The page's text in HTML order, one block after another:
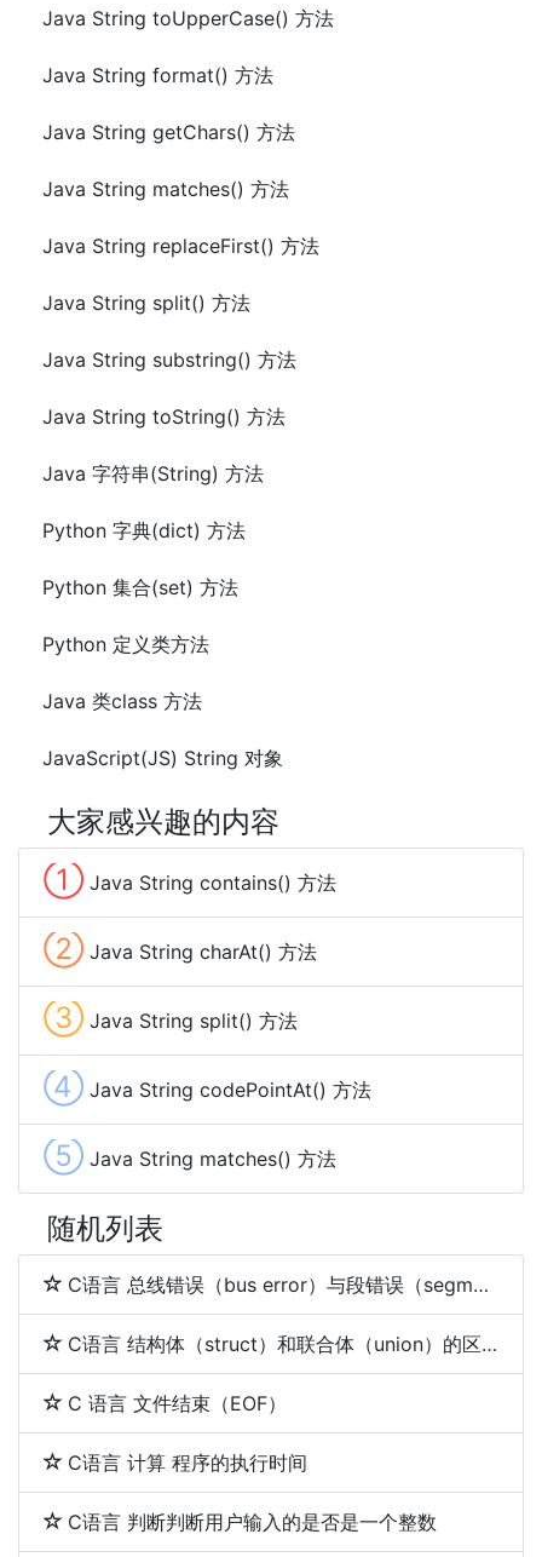
Java String toUpperCase() 方法
Java String format() 方法
Java String getChars() 方法
Java String matches() 方法
Java String replaceFirst() 方法
Java String split() 方法
Java String substring() 方法
Java String toString() 方法
Java 字符串(String) 方法
Python 字典(dict) 方法
Python 集合(set) 方法
Python 定义类方法
Java 类class 方法
JavaScript(JS) String 对象
大家感兴趣的内容
① Java String contains() 方法
② Java String charAt() 方法
③ Java String split() 方法
④ Java String codePointAt() 方法
⑤ Java String matches() 方法
随机列表
C语言 总线错误（bus error）与段错误（segmentation fault）
C语言 结构体（struct）和联合体（union）的区别
C 语言 文件结束（EOF）
C语言 计算 程序的执行时间
C语言 判断判断用户输入的是否是一个整数